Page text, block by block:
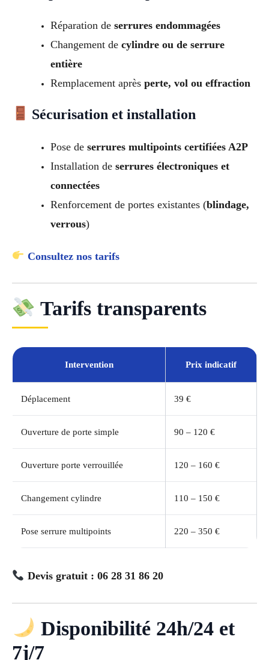
Réparation de serrures endommagées
Changement de cylindre ou de serrure
entière
Remplacement après perte, vol ou effraction
Sécurisation et installation
Pose de serrures multipoints certifiées A2P
Installation de serrures électroniques et
connectées
Renforcement de portes existantes (blindage,
verrous)
Consultez nos tarifs
Tarifs transparents
Intervention Prix indicatif
Déplacement 39 €
Ouverture de porte simple 90 – 120 €
Ouverture porte verrouillée 120 – 160 €
Changement cylindre 110 – 150 €
Pose serrure multipoints 220 – 350 €
Devis gratuit : 06 28 31 86 20
Disponibilité 24h/24 et
7j/7